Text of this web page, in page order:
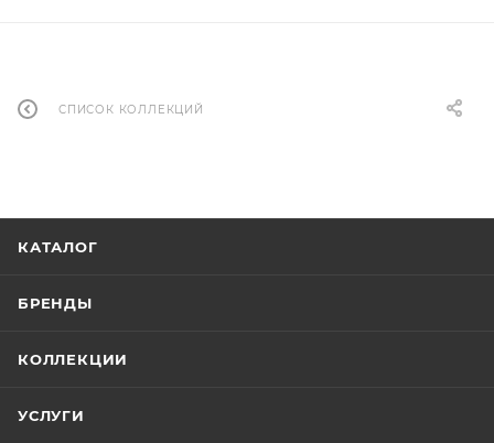
СПИСОК КОЛЛЕКЦИЙ
КАТАЛОГ
БРЕНДЫ
КОЛЛЕКЦИИ
УСЛУГИ